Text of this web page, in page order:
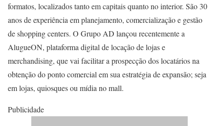
formatos, localizados tanto em capitais quanto no interior. São 30
anos de experiência em planejamento, comercialização e gestão
de shopping centers. O Grupo AD lançou recentemente a
AlugueON, plataforma digital de locação de lojas e
merchandising, que vai facilitar a prospecção dos locatários na
obtenção do ponto comercial em sua estratégia de expansão; seja
em lojas, quiosques ou mídia no mall.
Publicidade